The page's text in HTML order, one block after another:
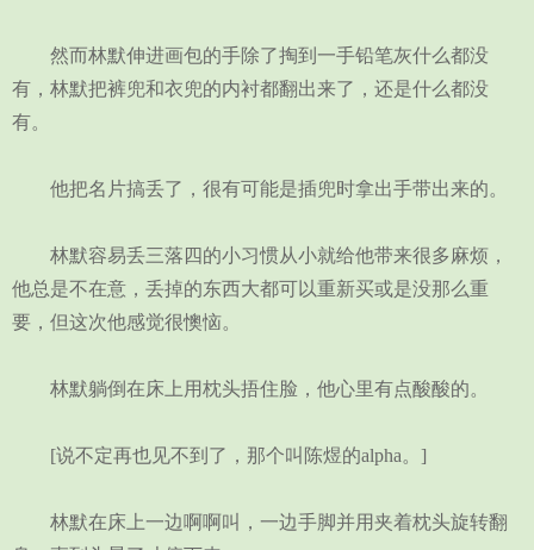
然而林默伸进画包的手除了掏到一手铅笔灰什么都没
有，林默把裤兜和衣兜的内衬都翻出来了，还是什么都没
有。
他把名片搞丢了，很有可能是插兜时拿出手带出来的。
林默容易丢三落四的小习惯从小就给他带来很多麻烦，
他总是不在意，丢掉的东西大都可以重新买或是没那么重
要，但这次他感觉很懊恼。
林默躺倒在床上用枕头捂住脸，他心里有点酸酸的。
[说不定再也见不到了，那个叫陈煜的alpha。]
林默在床上一边啊啊叫，一边手脚并用夹着枕头旋转翻